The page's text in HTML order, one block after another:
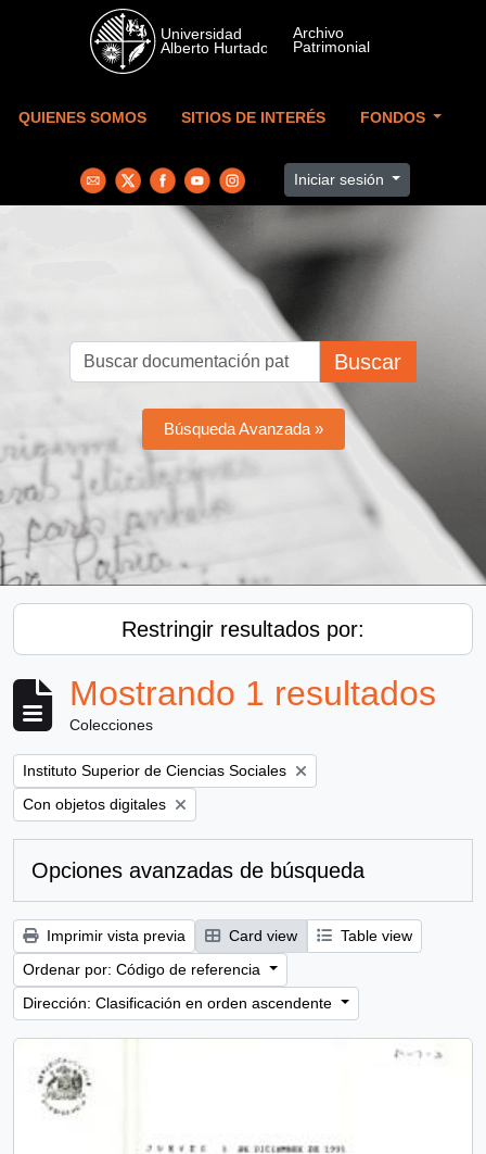
Skip to main content
QUIENES SOMOS SITIOS DE INTERÉS FONDOS
Iniciar sesión
Buscar
Búsqueda Avanzada »
Restringir resultados por:
Mostrando 1 resultados
Colecciones
Remove filter:
Instituto Superior de Ciencias Sociales
Remove filter:
Con objetos digitales
Opciones avanzadas de búsqueda
Imprimir vista previa Card view
Table view
Ordenar por: Código de referencia
Dirección: Clasificación en orden ascendente